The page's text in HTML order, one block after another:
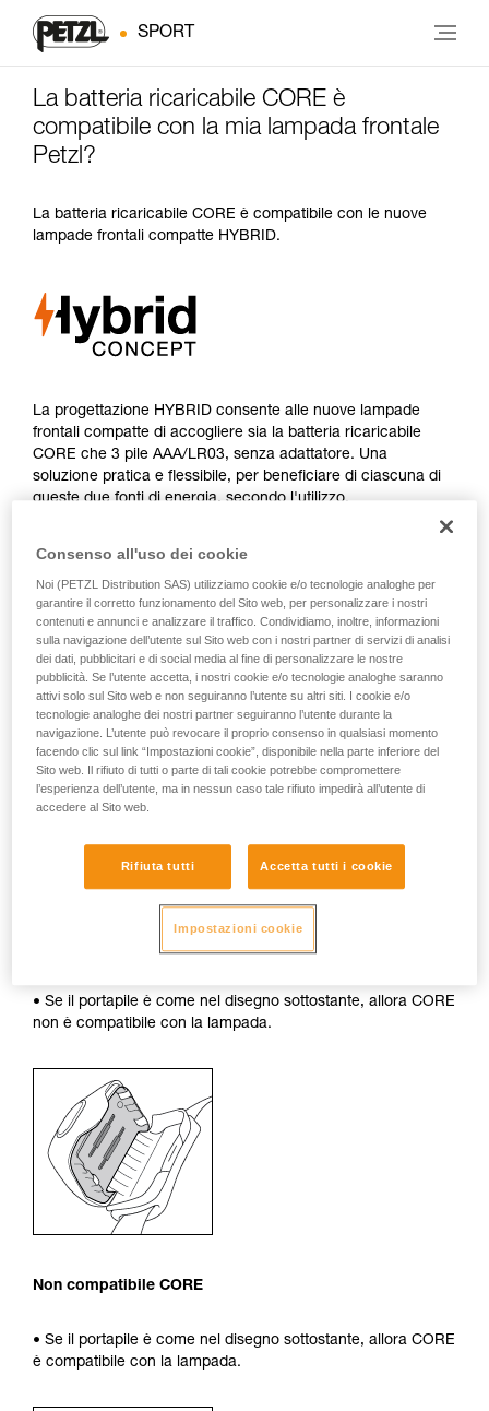
SPORT
La batteria ricaricabile CORE è
compatibile con la mia lampada frontale
Petzl?
La batteria ricaricabile CORE è compatibile con le nuove
lampade frontali compatte HYBRID.
La progettazione HYBRID consente alle nuove lampade
frontali compatte di accogliere sia la batteria ricaricabile
CORE che 3 pile AAA/LR03, senza adattatore. Una
soluzione pratica e flessibile, per beneficiare di ciascuna di
queste due fonti di energia, secondo l'utilizzo.
Per sapere se la lampada è compatibile con la batteria
ricaricabile CORE, esiste un semplice modo:
1. Aprire la lampada.
2. Rimuovere le pile.
3. Osservare l’interno del portapile.
• Se il portapile è come nel disegno sottostante, allora CORE
non è compatibile con la lampada.
Non compatibile CORE
• Se il portapile è come nel disegno sottostante, allora CORE
è compatibile con la lampada.
Consenso all'uso dei cookie
Noi (PETZL Distribution SAS) utilizziamo cookie e/o tecnologie analoghe per
garantire il corretto funzionamento del Sito web, per personalizzare i nostri
contenuti e annunci e analizzare il traffico. Condividiamo, inoltre, informazioni
sulla navigazione dell’utente sul Sito web con i nostri partner di servizi di analisi
dei dati, pubblicitari e di social media al fine di personalizzare le nostre
pubblicità. Se l’utente accetta, i nostri cookie e/o tecnologie analoghe saranno
attivi solo sul Sito web e non seguiranno l’utente su altri siti. I cookie e/o
tecnologie analoghe dei nostri partner seguiranno l’utente durante la
navigazione. L’utente può revocare il proprio consenso in qualsiasi momento
facendo clic sul link “Impostazioni cookie”, disponibile nella parte inferiore del
Sito web. Il rifiuto di tutti o parte di tali cookie potrebbe compromettere
l’esperienza dell’utente, ma in nessun caso tale rifiuto impedirà all’utente di
accedere al Sito web.
Rifiuta tutti Accetta tutti i cookie
Impostazioni cookie